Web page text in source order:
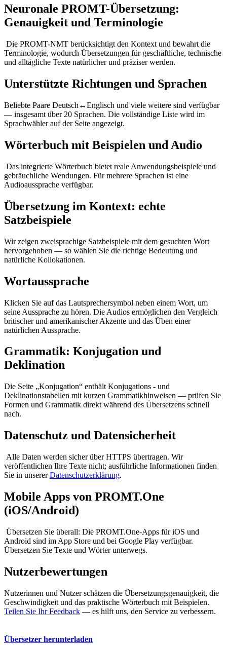
Neuronale PROMT-Übersetzung:
Genauigkeit und Terminologie
Die PROMT-NMT berücksichtigt den Kontext und bewahrt die
Terminologie, wodurch Übersetzungen für geschäftliche, technische
und alltägliche Texte natürlicher und präziser werden.
Unterstützte Richtungen und Sprachen
Beliebte Paare Deutsch↔Englisch und viele weitere sind verfügbar
— insgesamt über 20 Sprachen. Die vollständige Liste wird im
Sprachwähler auf der Seite angezeigt.
Wörterbuch mit Beispielen und Audio
Das integrierte Wörterbuch bietet reale Anwendungsbeispiele und
gebräuchliche Wendungen. Für mehrere Sprachen ist eine
Audioaussprache verfügbar.
Übersetzung im Kontext: echte
Satzbeispiele
Wir zeigen zweisprachige Satzbeispiele mit dem gesuchten Wort
hervorgehoben — so wählen Sie die richtige Bedeutung und
natürliche Kollokationen.
Wortaussprache
Klicken Sie auf das Lautsprechersymbol neben einem Wort, um
seine Aussprache zu hören. Die Audios ermöglichen den Vergleich
britischer und amerikanischer Akzente und das Üben einer
natürlichen Aussprache.
Grammatik: Konjugation und
Deklination
Die Seite „Konjugation“ enthält Konjugations - und
Deklinationstabellen mit kurzen Grammatikhinweisen — prüfen Sie
Formen und Grammatik direkt während des Übersetzens schnell
nach.
Datenschutz und Datensicherheit
Alle Daten werden sicher über HTTPS übertragen. Wir
veröffentlichen Ihre Texte nicht; ausführliche Informationen finden
Sie in unsererDatenschutzerklärung.
Mobile Apps von PROMT.One
(iOS/Android)
Übersetzen Sie überall: Die PROMT.One-Apps für iOS und
Android sind im App Store und bei Google Play verfügbar.
Übersetzen Sie Texte und Wörter unterwegs.
Nutzerbewertungen
Nutzerinnen und Nutzer schätzen die Übersetzungsgenauigkeit, die
Geschwindigkeit und das praktische Wörterbuch mit Beispielen.
Teilen Sie Ihr Feedback — es hilft uns, den Service zu verbessern.
Übersetzer herunterladen